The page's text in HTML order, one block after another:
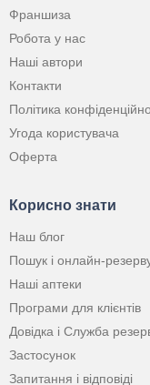
Франшиза
Робота у нас
Наші автори
Контакти
Політика
Угода користувача
Оферта
Корисно знати
Наш блог
Пошук і онлайн-
Наші аптеки
Програми для клієнтів
Довідка і Служба
Застосунок
Запитання і відповіді